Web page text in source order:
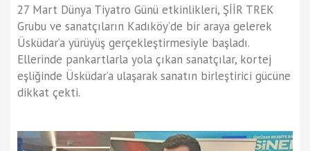
27 Mart Dünya Tiyatro Günü etkinlikleri, ŞİİR TREK
Grubu ve sanatçıların Kadıköy’de bir araya gelerek
Üsküdar’a yürüyüş gerçekleştirmesiyle başladı.
Ellerinde pankartlarla yola çıkan sanatçılar, kortej
eşliğinde Üsküdar’a ulaşarak sanatın birleştirici gücüne
dikkat çekti.